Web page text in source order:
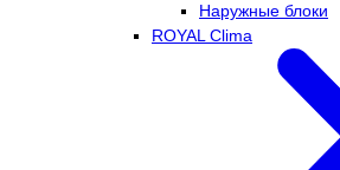
Наружные блоки
ROYAL Clima